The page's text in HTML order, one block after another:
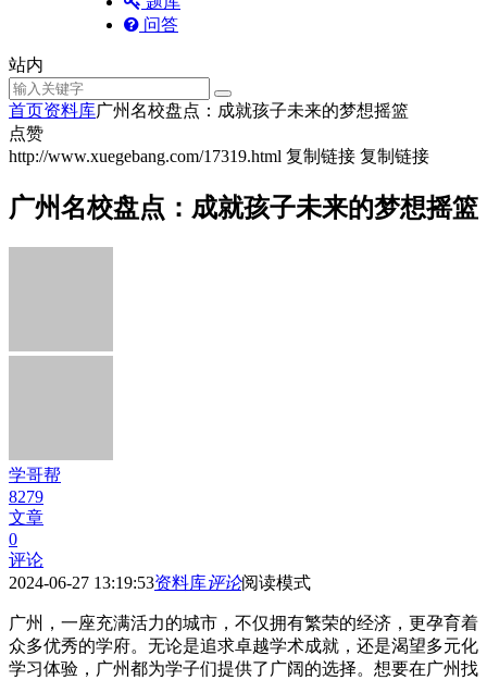
问答
站内
首页资料库广州名校盘点：成就孩子未来的梦想摇篮
点赞
http://www.xuegebang.com/17319.html 复制链接 复制链接
广州名校盘点：成就孩子未来的梦想摇篮
学哥帮
8279
文章
0
评论
2024-06-27 13:19:53资料库评论阅读模式
广州，一座充满活力的城市，不仅拥有繁荣的经济，更孕育着
众多优秀的学府。无论是追求卓越学术成就，还是渴望多元化
学习体验，广州都为学子们提供了广阔的选择。想要在广州找